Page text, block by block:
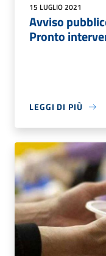
15 LUGLIO 2021
Avviso
Pronto
LEGGI DI PIÙ